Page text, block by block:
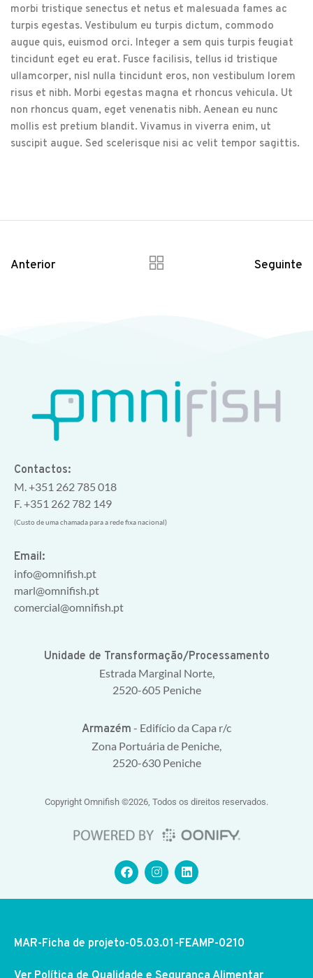
morbi tristique senectus et netus et malesuada fames ac
turpis egestas. Vestibulum eu turpis dictum, commodo
augue quis, euismod orci. Integer a sem quis turpis feugiat
tincidunt eget eu erat. Fusce facilisis, tellus id tristique
ullamcorper, nisl nulla tincidunt eros, non vestibulum lorem
risus et nibh. Morbi egestas magna et rhoncus vehicula. Ut
non rhoncus quam, eget venenatis nibh. Aenean eu nunc
mollis est pretium blandit. Vivamus in viverra enim, ut
suscipit augue. Sed scelerisque nisi ac velit tempor sagittis.
Anterior Seguinte
Contactos:
M. +351 262 785 018
F. +351 262 782 149
(Custo de uma chamada para a rede fixa nacional)
Email:
info@omnifish.pt
marl@omnifish.pt
comercial@omnifish.pt
Unidade de Transformação/Processamento
Estrada Marginal Norte,
2520-605 Peniche
Armazém - Edifício da Capa r/c
Zona Portuária de Peniche,
2520-630 Peniche
Copyright Omnifish ©2026, Todos os direitos reservados.
MAR-Ficha de projeto-05.03.01-FEAMP-0210